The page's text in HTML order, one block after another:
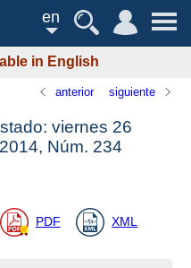
en
in English
anterior siguiente
viernes 26
Núm. 234
PDF XML